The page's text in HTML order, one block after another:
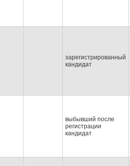
зарегистрированный
кандидат
выбывший после
регистрации
кандидат